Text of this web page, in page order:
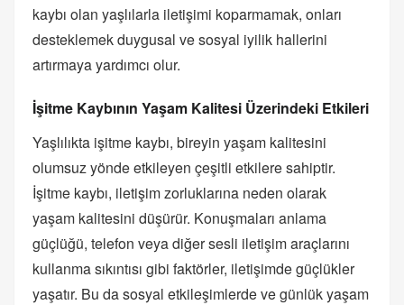
kaybı olan yaşlılarla iletişimi koparmamak, onları
desteklemek duygusal ve sosyal iyilik hallerini
artırmaya yardımcı olur.
İşitme Kaybının Yaşam Kalitesi Üzerindeki Etkileri
Yaşlılıkta işitme kaybı, bireyin yaşam kalitesini
olumsuz yönde etkileyen çeşitli etkilere sahiptir.
İşitme kaybı, iletişim zorluklarına neden olarak
yaşam kalitesini düşürür. Konuşmaları anlama
güçlüğü, telefon veya diğer sesli iletişim araçlarını
kullanma sıkıntısı gibi faktörler, iletişimde güçlükler
yaşatır. Bu da sosyal etkileşimlerde ve günlük yaşam